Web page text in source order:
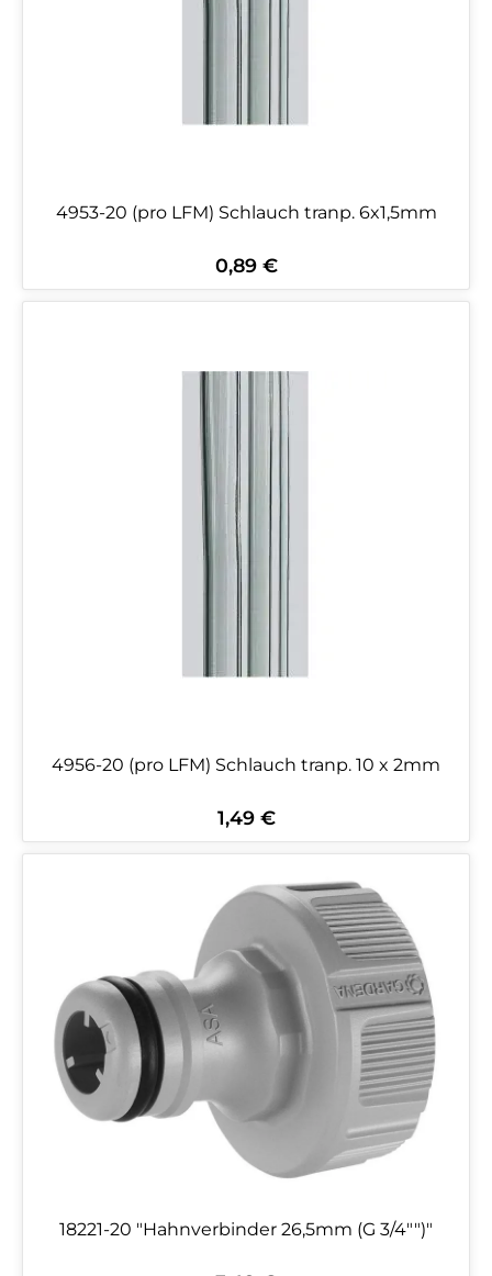
4953-20 (pro LFM) Schlauch tranp. 6x1,5mm
Regulärer Preis:
0,89 €
4956-20 (pro LFM) Schlauch tranp. 10 x 2mm
Regulärer Preis:
1,49 €
18221-20 "Hahnverbinder 26,5mm (G 3/4"")"